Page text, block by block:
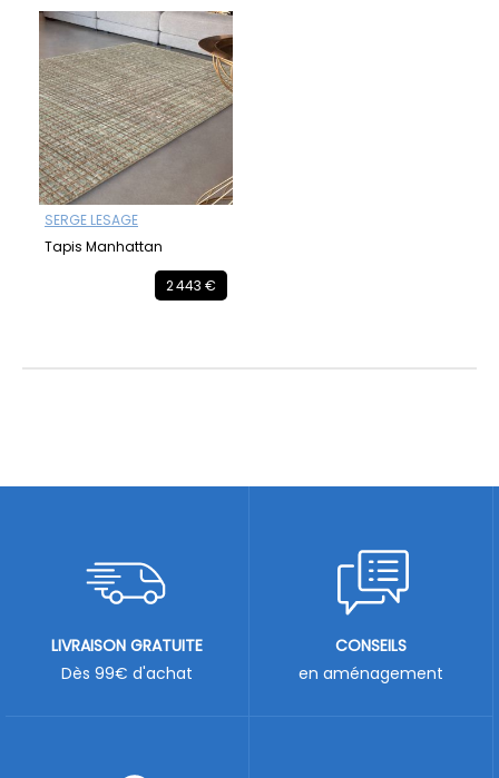
SERGE LESAGE
Tapis Manhattan
2 443 €
LIVRAISON GRATUITE
Dès 99€ d'achat
CONSEILS
en aménagement